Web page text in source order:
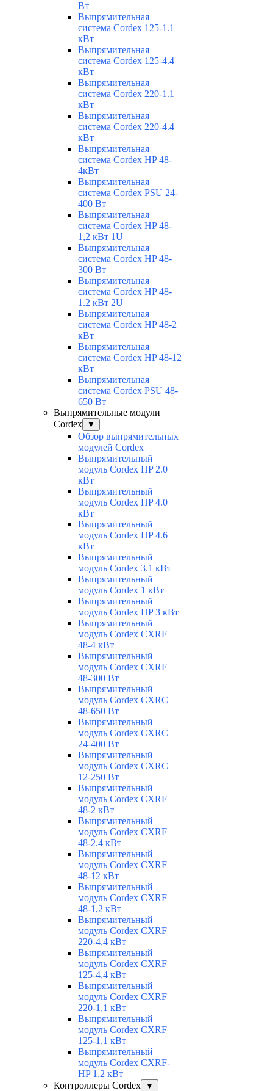
Вт
Выпрямительная
система Cordex 125-1.1
кВт
Выпрямительная
система Cordex 125-4.4
кВт
Выпрямительная
система Cordex 220-1.1
кВт
Выпрямительная
система Cordex 220-4.4
кВт
Выпрямительная
система Cordex HP 48-
4кВт
Выпрямительная
система Cordex PSU 24-
400 Вт
Выпрямительная
система Cordex HP 48-
1,2 кВт 1U
Выпрямительная
система Cordex HP 48-
300 Вт
Выпрямительная
система Cordex HP 48-
1.2 кВт 2U
Выпрямительная
система Cordex HP 48-2
кВт
Выпрямительная
система Cordex HP 48-12
кВт
Выпрямительная
система Cordex PSU 48-
650 Вт
Выпрямительные модули
Cordex
▼
Обзор выпрямительных
модулей Cordex
Выпрямительный
модуль Cordex HP 2.0
кВт
Выпрямительный
модуль Cordex HP 4.0
кВт
Выпрямительный
модуль Cordex HP 4.6
кВт
Выпрямительный
модуль Cordex 3.1 кВт
Выпрямительный
модуль Cordex 1 кВт
Выпрямительный
модуль Cordex HP 3 кВт
Выпрямительный
модуль Cordex CXRF
48-4 кВт
Выпрямительный
модуль Cordex CXRF
48-300 Вт
Выпрямительный
модуль Cordex CXRС
48-650 Вт
Выпрямительный
модуль Cordex CXRС
24-400 Вт
Выпрямительный
модуль Cordex CXRС
12-250 Вт
Выпрямительный
модуль Cordex CXRF
48-2 кВт
Выпрямительный
модуль Cordex CXRF
48-2.4 кВт
Выпрямительный
модуль Cordex CXRF
48-12 кВт
Выпрямительный
модуль Cordex CXRF
48-1,2 кВт
Выпрямительный
модуль Cordex CXRF
220-4,4 кВт
Выпрямительный
модуль Cordex CXRF
125-4,4 кВт
Выпрямительный
модуль Cordex CXRF
220-1,1 кВт
Выпрямительный
модуль Cordex CXRF
125-1,1 кВт
Выпрямительный
модуль Cordex CXRF-
HP 1,2 кВт
Контроллеры Cordex
▼